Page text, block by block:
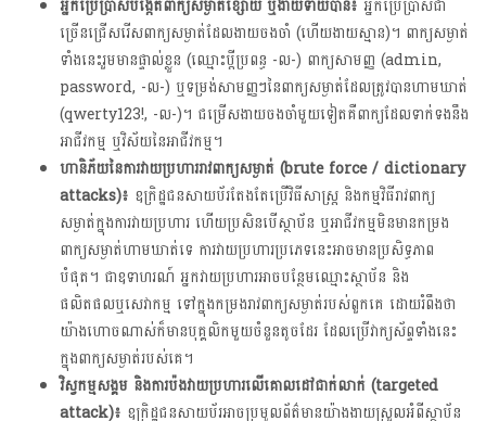
អ្នកប្រើប្រាស់បង្កើតពាក្យសម្ងាត់ខ្សោយ ឬងាយទាយបាន៖ អ្នកប្រើប្រាស់ជា
ច្រើនជ្រើសរើសពាក្យសម្ងាត់ដែលងាយចងចាំ (ហើយងាយស្មាន)។ ពាក្យសម្ងាត់
ទាំងនេះរួមមានផ្ទាល់ខ្លួន (ឈ្មោះប្តីប្រពន្ធ -ល-) ពាក្យសាមញ្ញ (admin,
password, -ល-) ឬទម្រង់សាមញ្ញៗនៃពាក្យសម្ងាត់ដែលត្រូវបានហាមឃាត់
(qwerty123!, -ល-)។ ជម្រើសងាយចងចាំមួយទៀតគឺពាក្យដែលទាក់ទងនឹង
អាជីវកម្ម ឬវិស័យនៃអាជីវកម្ម។
ហានិភ័យនៃការវាយប្រហាររាវពាក្យសម្ងាត់ (brute force / dictionary
attacks)៖ ឧក្រិដ្ឋជនសាយប័រតែងតែប្រើវិធីសាស្រ្ត និងកម្មវិធីរាវពាក្យ
សម្ងាត់ក្នុងការវាយប្រហារ ហើយប្រសិនបើស្ថាប័ន ឬអាជីវកម្មមិនមានកម្រង
ពាក្យសម្ងាត់ហាមឃាត់ទេ ការវាយប្រហារប្រភេទនេះអាចមានប្រសិទ្ធភាព
បំផុត។ ជាឧទាហរណ៍ អ្នកវាយប្រហារអាចបន្ថែមឈ្មោះស្ថាប័ន និង
ផលិតផលឬសេវាកម្ម ទៅក្នុងកម្រងរាវពាក្យសម្ងាត់របស់ពួកគេ ដោយរំពឹងថា
យ៉ាងហោចណាស់ក៏មានបុគ្គលិកមួយចំនួនតូចដែរ ដែលប្រើវាក្យស័ព្ទទាំងនេះ
ក្នុងពាក្យសម្ងាត់របស់គេ។
វិស្វកម្មសង្គម និងការប៉ងវាយប្រហារលើគោលដៅជាក់លាក់ (targeted
attack)៖ ឧក្រិដ្ឋជនសាយប័រអាចប្រមូលព័ត៌មានយ៉ាងងាយស្រួលអំពីស្ថាប័ន